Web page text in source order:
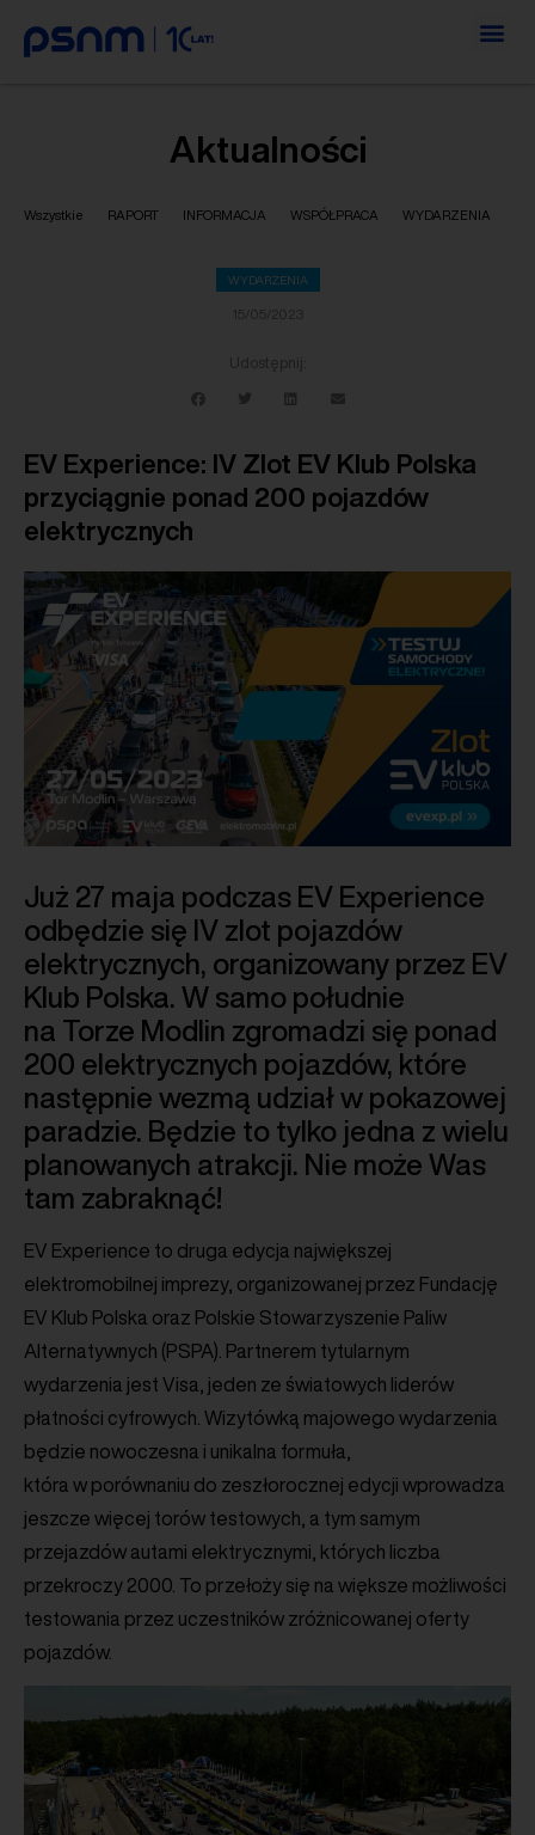
Aktualności
Wszystkie RAPORT INFORMACJA WSPÓŁPRACA WYDARZENIA
WYDARZENIA
15/05/2023
Udostępnij:
EV Experience: IV Zlot EV Klub Polska
przyciągnie ponad 200 pojazdów
elektrycznych
Już 27 maja podczas EV Experience
odbędzie się IV zlot pojazdów
elektrycznych, organizowany przez EV
Klub Polska. W samo południe
na Torze Modlin zgromadzi się ponad
200 elektrycznych pojazdów, które
następnie wezmą udział w pokazowej
paradzie. Będzie to tylko jedna z wielu
planowanych atrakcji. Nie może Was
tam zabraknąć!
EV Experience to druga edycja największej
elektromobilnej imprezy, organizowanej przez Fundację
EV Klub Polska oraz Polskie Stowarzyszenie Paliw
Alternatywnych (PSPA). Partnerem tytularnym
wydarzenia jest Visa, jeden ze światowych liderów
płatności cyfrowych. Wizytówką majowego wydarzenia
będzie nowoczesna i unikalna formuła,
która w porównaniu do zeszłorocznej edycji wprowadza
jeszcze więcej torów testowych, a tym samym
przejazdów autami elektrycznymi, których liczba
przekroczy 2000. To przełoży się na większe możliwości
testowania przez uczestników zróżnicowanej oferty
pojazdów.